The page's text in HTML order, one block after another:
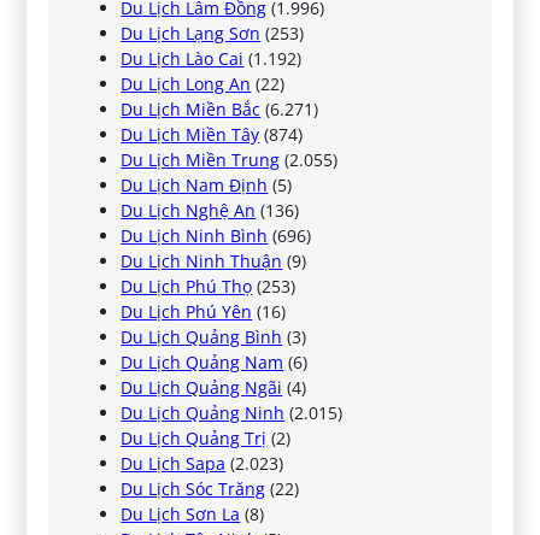
Du Lịch Lâm Đồng (1.996)
Du Lịch Lạng Sơn (253)
Du Lịch Lào Cai (1.192)
Du Lịch Long An (22)
Du Lịch Miền Bắc (6.271)
Du Lịch Miền Tây (874)
Du Lịch Miền Trung (2.055)
Du Lịch Nam Định (5)
Du Lịch Nghệ An (136)
Du Lịch Ninh Bình (696)
Du Lịch Ninh Thuận (9)
Du Lịch Phú Thọ (253)
Du Lịch Phú Yên (16)
Du Lịch Quảng Bình (3)
Du Lịch Quảng Nam (6)
Du Lịch Quảng Ngãi (4)
Du Lịch Quảng Ninh (2.015)
Du Lịch Quảng Trị (2)
Du Lịch Sapa (2.023)
Du Lịch Sóc Trăng (22)
Du Lịch Sơn La (8)